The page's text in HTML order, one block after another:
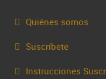
Quiénes somos
Suscríbete
Instrucciones